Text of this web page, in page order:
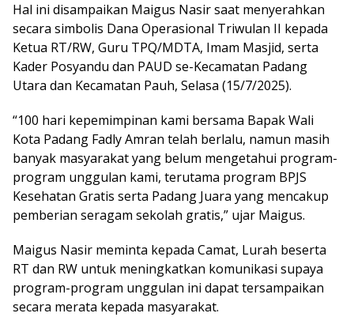
Hal ini disampaikan Maigus Nasir saat menyerahkan
secara simbolis Dana Operasional Triwulan II kepada
Ketua RT/RW, Guru TPQ/MDTA, Imam Masjid, serta
Kader Posyandu dan PAUD se-Kecamatan Padang
Utara dan Kecamatan Pauh, Selasa (15/7/2025).
“100 hari kepemimpinan kami bersama Bapak Wali
Kota Padang Fadly Amran telah berlalu, namun masih
banyak masyarakat yang belum mengetahui program-
program unggulan kami, terutama program BPJS
Kesehatan Gratis serta Padang Juara yang mencakup
pemberian seragam sekolah gratis,” ujar Maigus.
Maigus Nasir meminta kepada Camat, Lurah beserta
RT dan RW untuk meningkatkan komunikasi supaya
program-program unggulan ini dapat tersampaikan
secara merata kepada masyarakat.